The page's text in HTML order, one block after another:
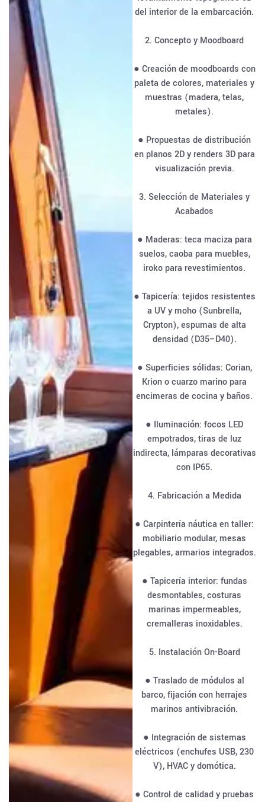
del interior de la embarcación.
2. Concepto y Moodboard
● Creación de moodboards con
paleta de colores, materiales y
muestras (madera, telas,
metales).
● Propuestas de distribución
en planos 2D y renders 3D para
visualización previa.
3. Selección de Materiales y
Acabados
● Maderas: teca maciza para
suelos, caoba para muebles,
iroko para revestimientos.
● Tapicería: tejidos resistentes
a UV y moho (Sunbrella,
Crypton), espumas de alta
densidad (D35–D40).
● Superficies sólidas: Corian,
Krion o cuarzo marino para
encimeras de cocina y baños.
● Iluminación: focos LED
empotrados, tiras de luz
indirecta, lámparas decorativas
con IP65.
4. Fabricación a Medida
● Carpintería náutica en taller:
mobiliario modular, mesas
plegables, armarios integrados.
● Tapicería interior: fundas
desmontables, costuras
marinas impermeables,
cremalleras inoxidables.
5. Instalación On-Board
● Traslado de módulos al
barco, fijación con herrajes
marinos antivibración.
● Integración de sistemas
eléctricos (enchufes USB, 230
V), HVAC y domótica.
● Control de calidad y pruebas